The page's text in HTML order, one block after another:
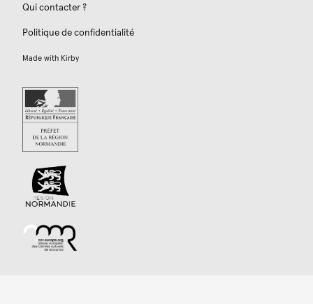
Qui contacter ?
Politique de confidentialité
Made with Kirby